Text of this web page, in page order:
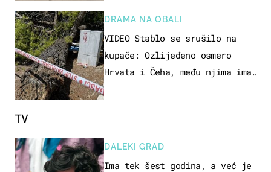
DRAMA NA OBALI
VIDEO Stablo se srušilo na
kupače: Ozlijeđeno osmero
Hrvata i Čeha, među njima ima
TV
DALEKI GRAD
Ima tek šest godina, a već je